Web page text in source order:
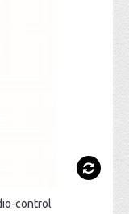
control